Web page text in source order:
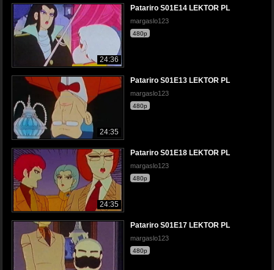
24:36
Patariro S01E14 LEKTOR PL
margaslo123
480p
24:35
Patariro S01E13 LEKTOR PL
margaslo123
480p
24:35
Patariro S01E18 LEKTOR PL
margaslo123
480p
Patariro S01E17 LEKTOR PL
margaslo123
480p